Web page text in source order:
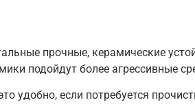
прочные, керамические
подойдут более агрессивные
удобно, если потребуется